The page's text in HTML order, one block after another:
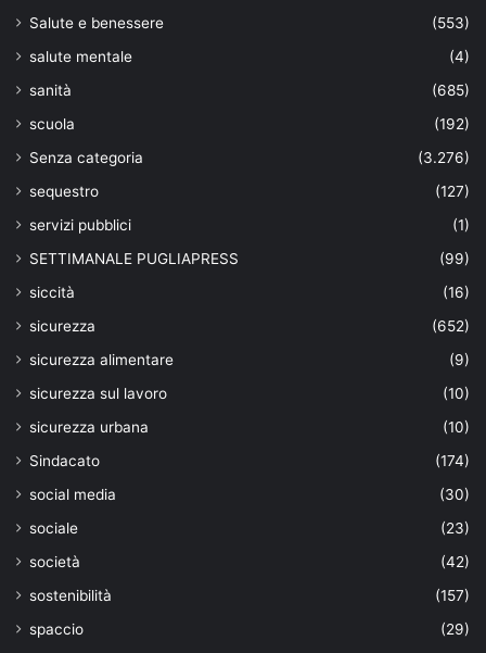
Salute e benessere
(553)
salute mentale
(4)
sanità
(685)
scuola
(192)
Senza categoria
(3.276)
sequestro
(127)
servizi pubblici
(1)
SETTIMANALE PUGLIAPRESS
(99)
siccità
(16)
sicurezza
(652)
sicurezza alimentare
(9)
sicurezza sul lavoro
(10)
sicurezza urbana
(10)
Sindacato
(174)
social media
(30)
sociale
(23)
società
(42)
sostenibilità
(157)
spaccio
(29)